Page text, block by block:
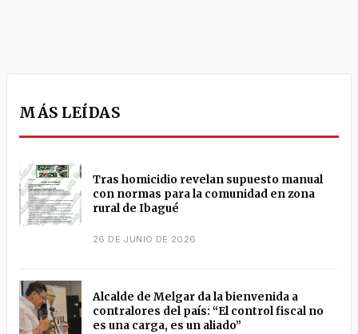
MÁS LEÍDAS
Tras homicidio revelan supuesto manual
con normas para la comunidad en zona
rural de Ibagué
26 DE JUNIO DE 2026
Alcalde de Melgar da la bienvenida a
contralores del país: “El control fiscal no
es una carga, es un aliado”